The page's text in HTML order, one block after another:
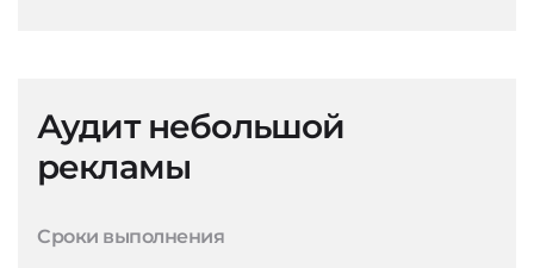
Аудит небольшой
рекламы
Сроки выполнения